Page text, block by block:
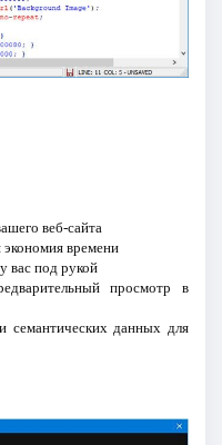
веб-сайта
экономия времени
вас под рукой
просмотр в
семантических данных для